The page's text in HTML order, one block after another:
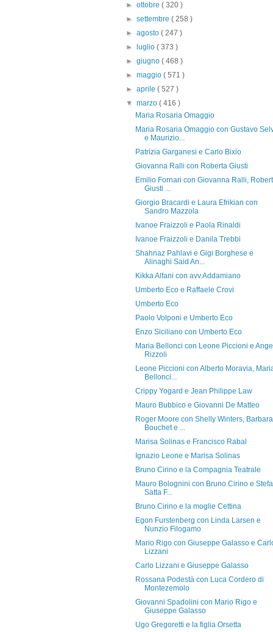
►ottobre( 320 )
►settembre( 258 )
►agosto( 247 )
►
luglio( 373 )
►giugno( 468 )
►maggio( 571 )
►aprile( 527 )
▼marzo( 416 )
Maria Rosaria Omaggio
Maria Rosaria Omaggio con Gustavo
e Maurizio...
Patrizia Garganesi e Carlo Bixio
Giovanna Ralli con Roberta Giusti
Emilio Fornari con Giovanna Ralli,
Giusti ...
Giorgio Bracardi e Laura Efrikian con
Sandro Mazzola
Ivanoe Fraizzoli e Paola Rinaldi
Ivanoe Fraizzoli e Danila Trebbi
Shahnaz Pahlavi e Gigi Borghese e
Alinaghi Said An...
Kikka Alfani con avv.Addamiano
Umberto Eco e Raffaele Crovi
Umberto Eco
Paolo Volponi e Umberto Eco
Enzo Siciliano con Umberto Eco
Maria Bellonci con Leone Piccioni e
Rizzoli
Leone Piccioni con Alberto Moravia,
Bellonci...
Crippy Yogard e Jean Philippe Law
Mauro Bubbico e Giovanni De Matteo
Roger Moore con Shelly Winters, Barbara
Bouchet e ...
Marisa Solinas e Francisco Rabal
Ignazio Leone e Marisa Solinas
Bruno Cirino e la Compagnia Teatrale
Mauro Bolognini con Bruno Cirino e
Satta F...
Bruno Cirino e la moglie Cettina
Egon Furstenberg con Linda Larsen e
Nunzio Filogamo
Mario Rigo con Giuseppe Galasso e
Lizzani
Carlo Lizzani e Giuseppe Galasso
Rossana Podestà con Luca Cordero di
Montezemolo
Giovanni Spadolini con Mario Rigo e
Giuseppe Galasso
Ugo Gregoretti e la figlia Orsetta